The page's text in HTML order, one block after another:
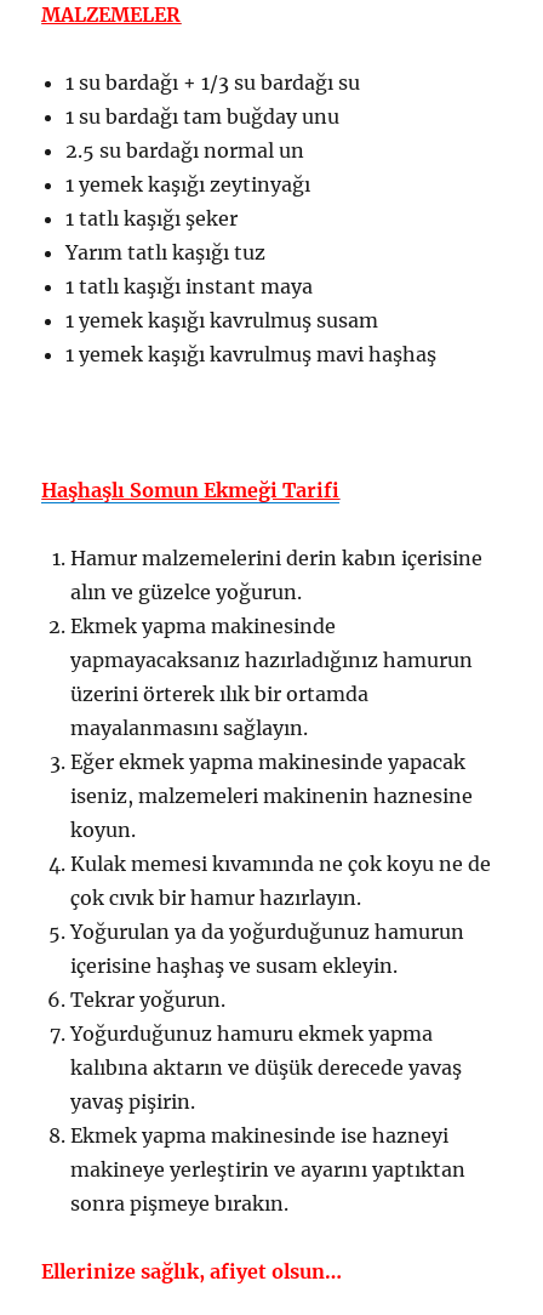
MALZEMELER
1 su bardağı + 1/3 su bardağı su
1 su bardağı tam buğday unu
2.5 su bardağı normal un
1 yemek kaşığı zeytinyağı
1 tatlı kaşığı şeker
Yarım tatlı kaşığı tuz
1 tatlı kaşığı instant maya
1 yemek kaşığı kavrulmuş susam
1 yemek kaşığı kavrulmuş mavi haşhaş
Haşhaşlı Somun Ekmeği Tarifi
Hamur malzemelerini derin kabın içerisine
alın ve güzelce yoğurun.
Ekmek yapma makinesinde
yapmayacaksanız hazırladığınız hamurun
üzerini örterek ılık bir ortamda
mayalanmasını sağlayın.
Eğer ekmek yapma makinesinde yapacak
iseniz, malzemeleri makinenin haznesine
koyun.
Kulak memesi kıvamında ne çok koyu ne de
çok cıvık bir hamur hazırlayın.
Yoğurulan ya da yoğurduğunuz hamurun
içerisine haşhaş ve susam ekleyin.
Tekrar yoğurun.
Yoğurduğunuz hamuru ekmek yapma
kalıbına aktarın ve düşük derecede yavaş
yavaş pişirin.
Ekmek yapma makinesinde ise hazneyi
makineye yerleştirin ve ayarını yaptıktan
sonra pişmeye bırakın.
Ellerinize sağlık, afiyet olsun…